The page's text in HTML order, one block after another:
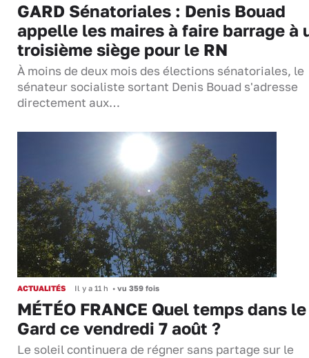
GARD Sénatoriales : Denis Bouad
appelle les maires à faire barrage à
troisième siège pour le RN
À moins de deux mois des élections sénatoriales, le
sénateur socialiste sortant Denis Bouad s'adresse
directement aux…
ACTUALITÉS Il y a 11 h • vu 359 fois
MÉTÉO FRANCE Quel temps dans le
Gard ce vendredi 7 août ?
Le soleil continuera de régner sans partage sur le